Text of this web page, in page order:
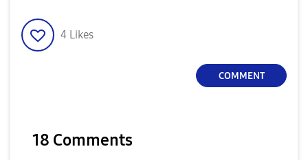
4 Likes
COMMENT
18 Comments